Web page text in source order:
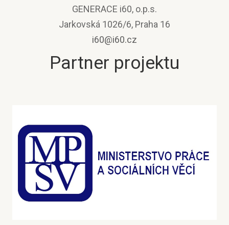
GENERACE i60, o.p.s.
Jarkovská 1026/6, Praha 16
i60@i60.cz
Partner projektu